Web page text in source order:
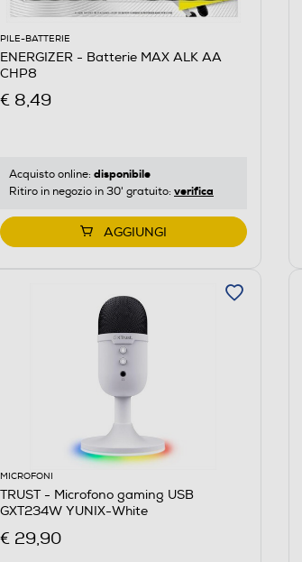
PILE-BATTERIE
ENERGIZER - Batterie MAX ALK AA
CHP8
€ 8,49
Acquisto online: disponibile
Ritiro in negozio in 30' gratuito: verifica
AGGIUNGI
MICROFONI
TRUST - Microfono gaming USB
GXT234W YUNIX-White
€ 29,90